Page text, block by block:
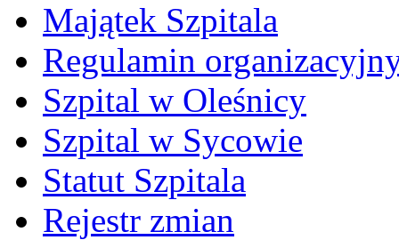
Majątek Szpitala
Regulamin
Szpital w Oleśnicy
Szpital w Sycowie
Statut Szpitala
Rejestr zmian